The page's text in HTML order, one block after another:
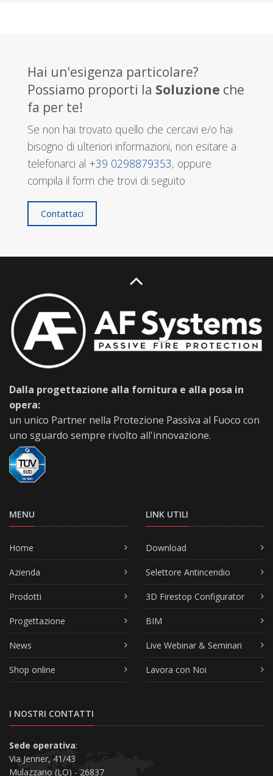
Hai un'esigenza particolare?
Possiamo proporti la Soluzione che
fa per te!
Se non hai trovato quello che cercavi e/o hai
bisogno di ulteriori informazioni, non esitare a
telefonarci al +39 0298879353, oppure
compila il form che trovi di seguito
Contattaci
Dalla progettazione alla fornitura e alla posa in
opera:
un unico Partner nella Protezione Passiva al Fuoco con
uno sguardo sempre rivolto all'innovazione.
MENU
Home
Azienda
Prodotti
Progettazione
News
Shop online
LINK UTILI
Download
Selettore Antincendio
3D Firestop Configurator
BIM
Live Webinar & Seminari
Lavora con Noi
I NOSTRI CONTATTI
Sede operativa:
Via Jenner, 41/43
Mulazzano (LO) - 26837